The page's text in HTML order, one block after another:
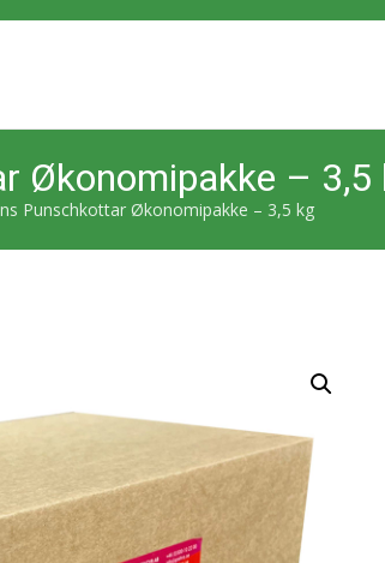
Økonomipakke – 3,5
Punschkottar Økonomipakke – 3,5 kg